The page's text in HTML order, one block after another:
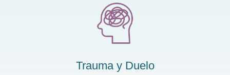
Trauma y Duelo